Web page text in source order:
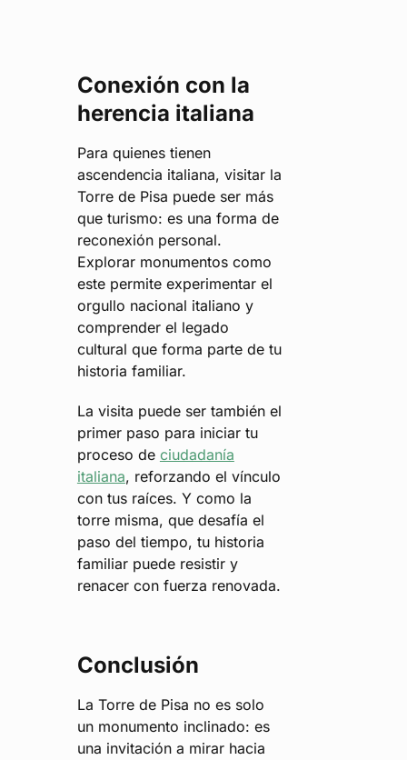
Conexión con la
herencia italiana
Para quienes tienen
ascendencia italiana, visitar la
Torre de Pisa puede ser más
que turismo: es una forma de
reconexión personal.
Explorar monumentos como
este permite experimentar el
orgullo nacional italiano y
comprender el legado
cultural que forma parte de tu
historia familiar.
La visita puede ser también el
primer paso para iniciar tu
proceso de ciudadanía
italiana, reforzando el vínculo
con tus raíces. Y como la
torre misma, que desafía el
paso del tiempo, tu historia
familiar puede resistir y
renacer con fuerza renovada.
Conclusión
La Torre de Pisa no es solo
un monumento inclinado: es
una invitación a mirar hacia